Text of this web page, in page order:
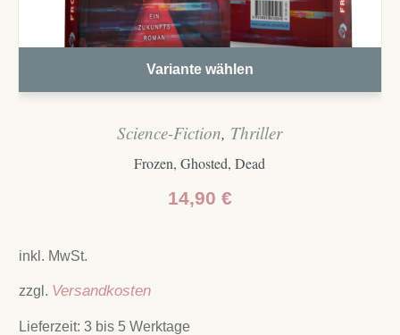
Variante wählen
Science-Fiction, Thriller
Frozen, Ghosted, Dead
14,90 €
inkl. MwSt.
zzgl. Versandkosten
Lieferzeit:3 bis 5 Werktage